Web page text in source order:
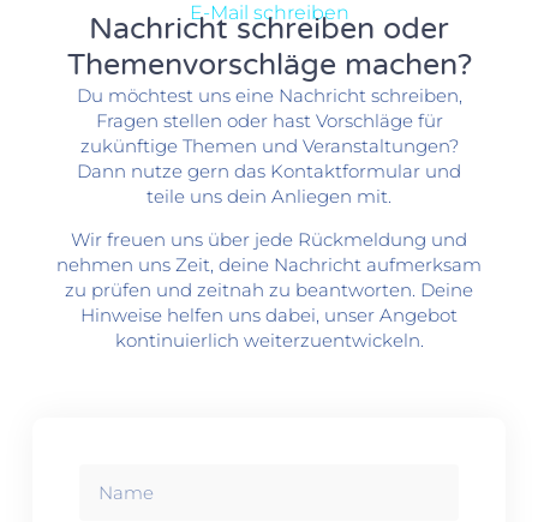
E-Mail schreiben
Nachricht schreiben oder
Themenvorschläge machen?
Du möchtest uns eine Nachricht schreiben,
Fragen stellen oder hast Vorschläge für
zukünftige Themen und Veranstaltungen?
Dann nutze gern das Kontaktformular und
teile uns dein Anliegen mit.
Wir freuen uns über jede Rückmeldung und
nehmen uns Zeit, deine Nachricht aufmerksam
zu prüfen und zeitnah zu beantworten. Deine
Hinweise helfen uns dabei, unser Angebot
kontinuierlich weiterzuentwickeln.